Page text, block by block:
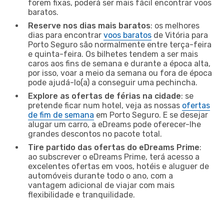
forem fixas, poderá ser mais fácil encontrar voos
baratos.
Reserve nos dias mais baratos: os melhores
dias para encontrar voos baratos de Vitória para
Porto Seguro são normalmente entre terça-feira
e quinta-feira. Os bilhetes tendem a ser mais
caros aos fins de semana e durante a época alta,
por isso, voar a meio da semana ou fora de época
pode ajudá-lo(a) a conseguir uma pechincha.
Explore as ofertas de férias na cidade: se
pretende ficar num hotel, veja as nossas ofertas
de fim de semana em Porto Seguro. E se desejar
alugar um carro, a eDreams pode oferecer-lhe
grandes descontos no pacote total.
Tire partido das ofertas do eDreams Prime:
ao subscrever o eDreams Prime, terá acesso a
excelentes ofertas em voos, hotéis e aluguer de
automóveis durante todo o ano, com a
vantagem adicional de viajar com mais
flexibilidade e tranquilidade.